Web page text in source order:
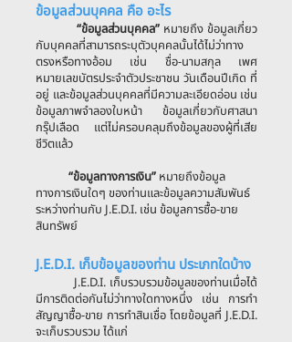
ข้อมูลส่วนบุคคล คือ อะไร​
“ข้อมูลส่วนบุคคล” หมายถึง ข้อมูลเกี่ยว
กับบุคคลที่สามารถระบุตัวบุคคลนั้นได้ไม่ว่าทาง
ตรงหรือทางอ้อม เช่น ชื่อ-นามสกุล เพศ
หมายเลขบัตรประจำตัวประชาชน วันเดือนปีเกิด ที่
อยู่ และข้อมูลส่วนบุคคลที่มีความละเอียดอ่อน เช่น
ข้อมูลภาพจำลองใบหน้า ข้อมูลเกี่ยวกับศาสนา
กรุ๊ปเลือด แต่ไม่ครอบคลุมถึงข้อมูลของผู้ที่เสีย
ชีวิตแล้ว
“ข้อมูลทางการเงิน” หมายถึงข้อมูล
ทางการเงินใดๆ ของท่านและข้อมูลความสัมพันธ์
ระหว่างท่านกับ J.E.D.I. เช่น ข้อมูลการซื้อ-ขาย
สินทรัพย์
J.E.D.I. เก็บข้อมูลของท่าน ประเภทใดบ้าง
J.E.D.I. เก็บรวบรวมข้อมูลของท่านเมื่อได้
มีการติดต่อกันไม่ว่าทางใดทางหนึ่ง เช่น การทำ
สัญญาซื้อ-ขาย การทำสินเชื่อ โดยข้อมูลที่ J.E.D.I.
จะเก็บรวบรวม ได้แก่